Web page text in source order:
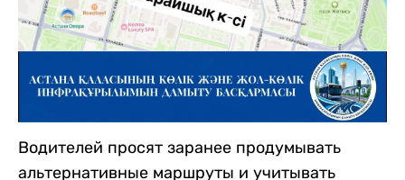
Водителей просят заранее продумывать
альтернативные маршруты и учитывать